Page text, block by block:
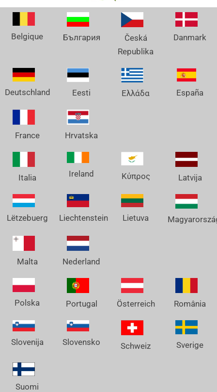
Belgique България
Česká
Republika
Danmark
Deutschland Eesti Ελλάδα España
France Hrvatska
Italia Ireland Κύπρος Latvija
Lëtzebuerg Liechtenstein Lietuva
Malta Nederland
Polska Portugal Österreich România
Slovenija Slovensko Schweiz Sverige
Suomi